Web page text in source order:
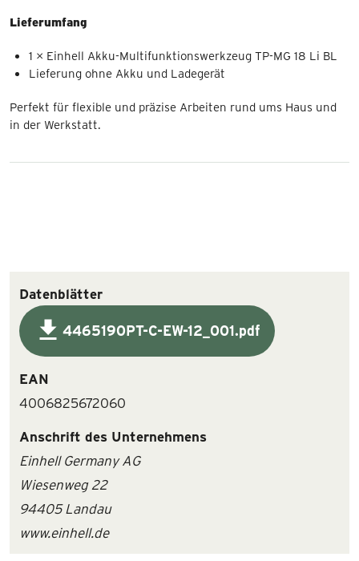
Lieferumfang
1 × Einhell Akku-Multifunktionswerkzeug TP-MG 18 Li BL
Lieferung ohne Akku und Ladegerät
Perfekt für flexible und präzise Arbeiten rund ums Haus und
in der Werkstatt.
Datenblätter
4465190PT-C-EW-12_001.pdf
EAN
4006825672060
Anschrift des Unternehmens
Einhell Germany AG
Wiesenweg 22
94405 Landau
www.einhell.de